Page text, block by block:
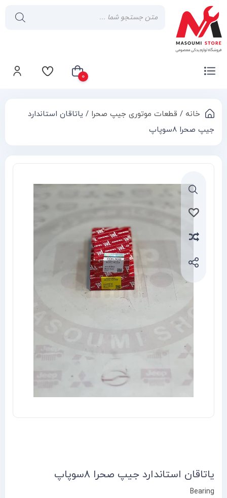
0
سبد خرید شما خالی است خانه / قطعات موتوری جیپ صحرا / یاتاقان استاندارد
جیپ صحرا 8سوپاپ
یاتاقان استاندارد جیپ صحرا 8سوپاپ
Bearing